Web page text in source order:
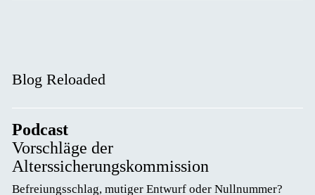
Blog Reloaded
Podcast
Vorschläge der
Alterssicherungskommission
Befreiungsschlag, mutiger Entwurf oder Nullnummer?